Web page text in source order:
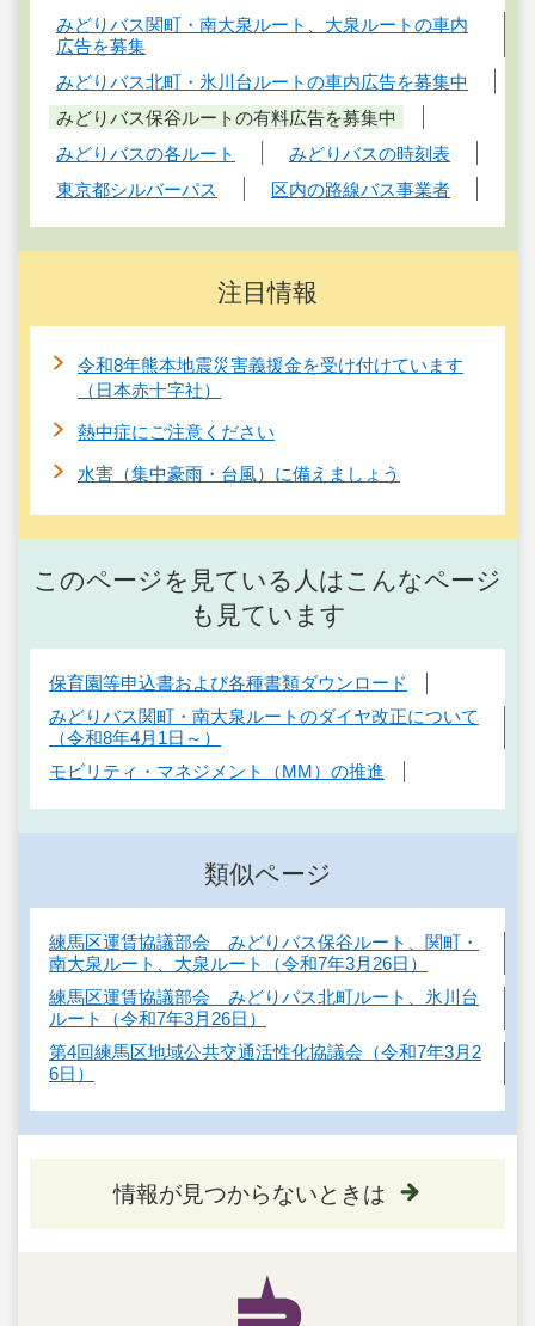
みどりバス関町・南大泉ルート、大泉ルートの車内
広告を募集
みどりバス北町・氷川台ルートの車内広告を募集中
みどりバス保谷ルートの有料広告を募集中
みどりバスの各ルート
みどりバスの時刻表
東京都シルバーパス
区内の路線バス事業者
注目情報
令和8年熊本地震災害義援金を受け付けています
（日本赤十字社）
熱中症にご注意ください
水害（集中豪雨・台風）に備えましょう
このページを見ている人はこんなページ
も見ています
保育園等申込書および各種書類ダウンロード
みどりバス関町・南大泉ルートのダイヤ改正について
（令和8年4月1日～）
モビリティ・マネジメント（MM）の推進
類似ページ
練馬区運賃協議部会 みどりバス保谷ルート、関町・
南大泉ルート、大泉ルート（令和7年3月26日）
練馬区運賃協議部会 みどりバス北町ルート、氷川台
ルート（令和7年3月26日）
第4回練馬区地域公共交通活性化協議会（令和7年3月2
6日）
情報が見つからないときは